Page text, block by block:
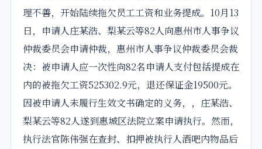
理不善，开始陆续拖欠员工工资和业务提成。10月13
日，申请人庄某浩、梨某云等82人向惠州市人事争议
仲裁委员会申请仲裁，惠州市人事争议仲裁委员会裁
决：被申请人应一次性向82名申请人支付包括提成在
内的被拖欠工资525302.9元，退还保证金19500元。
因被申请人未履行生效文书确定的义务，，庄某浩、
梨某云等82人遂到惠城区法院立案申请执行。然而，
执行法官陈伟强在查封、扣押被执行人酒吧内物品后